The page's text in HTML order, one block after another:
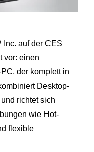
Inc. auf der CES
vor: einen
der komplett in
Desktop-
richtet sich
wie Hot-
flexible